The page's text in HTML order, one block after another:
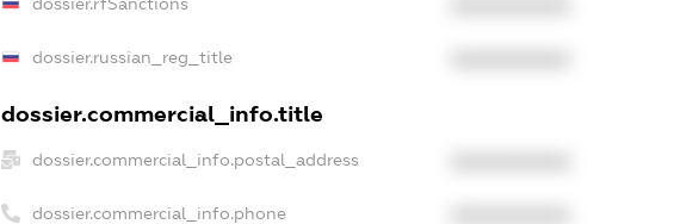
dossier.rfSanctions
dossier.russian_reg_title
dossier.commercial_info.title
dossier.commercial_info.postal_address
dossier.commercial_info.phone